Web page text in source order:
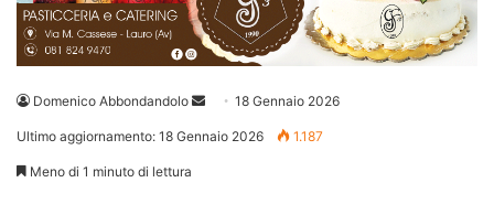
Domenico Abbondandolo
Invia 18 Gennaio 2026
Ultimo aggiornamento: 18 Gennaio 2026 1.187
Meno di 1 minuto di lettura